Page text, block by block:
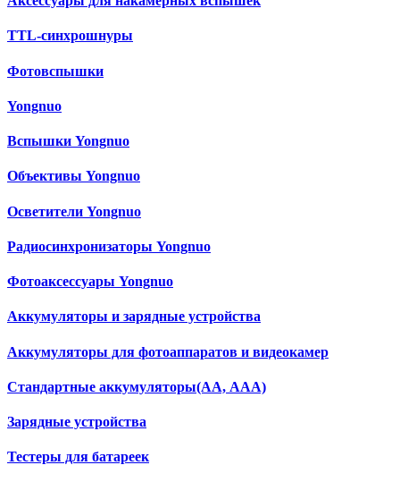
TTL-синхрошнуры
Фотовспышки
Yongnuo
Вспышки Yongnuo
Объективы Yongnuo
Осветители Yongnuo
Радиосинхронизаторы Yongnuo
Фотоаксессуары Yongnuo
Аккумуляторы и зарядные устройства
Аккумуляторы для фотоаппаратов и видеокамер
Cтандартные аккумуляторы(АА, ААА)
Зарядные устройства
Тестеры для батареек